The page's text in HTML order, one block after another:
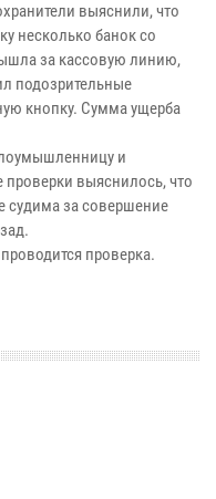
выяснили, что
несколько банок со
за кассовую линию,
подозрительные
кнопку. Сумма ущерба
и
выяснилось, что
судима за совершение
проверка.